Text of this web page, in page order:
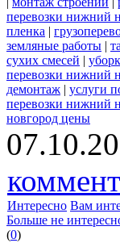
перевозки нижний
пленка |
земляные работы |
сухих смесей |
перевозки нижний
демонтаж | услуги
перевозки нижний
новгород цены
Интересно Вам
Больше не
(0)